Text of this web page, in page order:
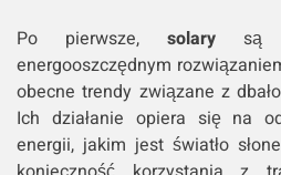
Po pierwsze,solary są
energooszczędnym
obecne trendy związane z
Ich działanie opiera się na
energii, jakim jest światło